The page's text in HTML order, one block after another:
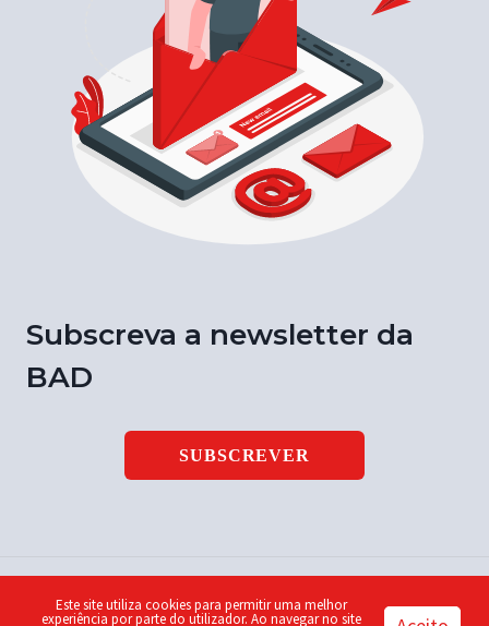
Subscreva a newsletter da
BAD
SUBSCREVER
© 2026 Notícia BAD | ISSN 1646-9003 | Design by Piu
Este site utiliza cookies para permitir uma melhor
experiência por parte do utilizador. Ao navegar no site